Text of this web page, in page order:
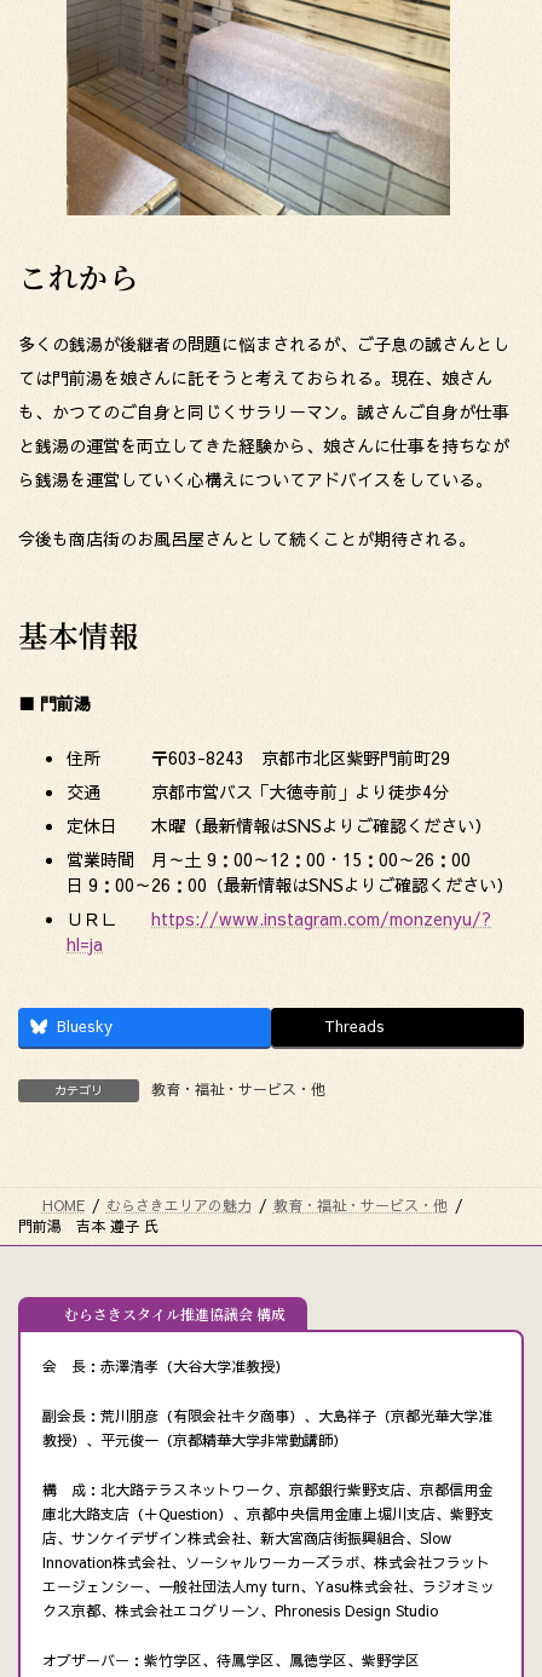
これから
多くの銭湯が後継者の問題に悩まされるが、ご子息の誠さんとし
ては門前湯を娘さんに託そうと考えておられる。現在、娘さん
も、かつてのご自身と同じくサラリーマン。誠さんご自身が仕事
と銭湯の運営を両立してきた経験から、娘さんに仕事を持ちなが
ら銭湯を運営していく心構えについてアドバイスをしている。
今後も商店街のお風呂屋さんとして続くことが期待される。
基本情報
■ 門前湯
住所 〒603-8243 京都市北区紫野門前町29
交通 京都市営バス「大徳寺前」より徒歩4分
定休日 木曜（最新情報はSNSよりご確認ください）
営業時間 月～土 9：00～12：00・15：00～26：00
日 9：00～26：00（最新情報はSNSよりご確認ください）
ＵＲＬ https://www.instagram.com/monzenyu/?
hl=ja
Bluesky Threads
カテゴリ 教育・福祉・サービス・他
HOME むらさきエリアの魅力
教育・福祉・サービス・他
門前湯 吉本 遵子 氏
むらさきスタイル推進協議会 構成
会 長：赤澤清孝（大谷大学准教授）
副会長：荒川朋彦（有限会社キタ商事）、大島祥子（京都光華大学准
教授）、平元俊一（京都精華大学非常勤講師）
構 成：北大路テラスネットワーク、京都銀行紫野支店、京都信用金
庫北大路支店（＋Question）、京都中央信用金庫上堀川支店、紫野支
店、サンケイデザイン株式会社、新大宮商店街振興組合、Slow
Innovation株式会社、ソーシャルワーカーズラボ、株式会社フラット
エージェンシー、一般社団法人my turn、Yasu株式会社、ラジオミッ
クス京都、株式会社エコグリーン、Phronesis Design Studio
オブザーバー：紫竹学区、待鳳学区、鳳徳学区、紫野学区